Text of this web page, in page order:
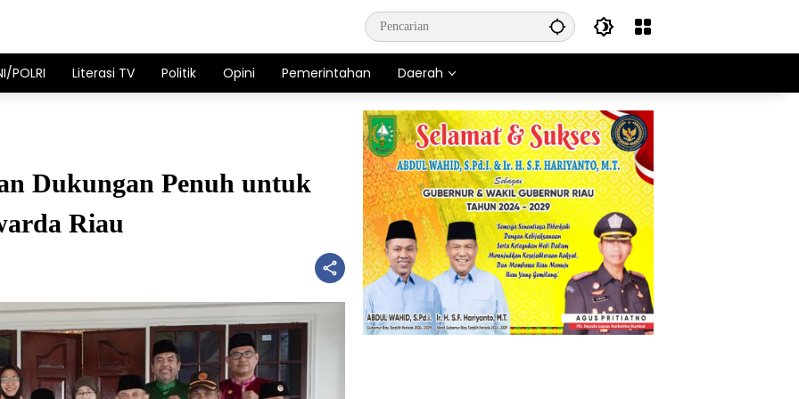
POLRI Literasi TV Politik Opini Pemerintahan Daerah
Dukungan Penuh untuk
Riau